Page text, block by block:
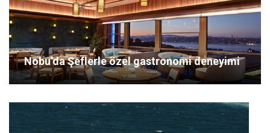
Nobu’da Şeflerle özel gastronomi deneyimi